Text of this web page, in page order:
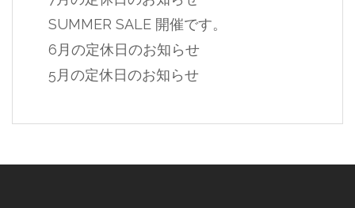
SUMMER SALE 開催です。
6月の定休日のお知らせ
5月の定休日のお知らせ